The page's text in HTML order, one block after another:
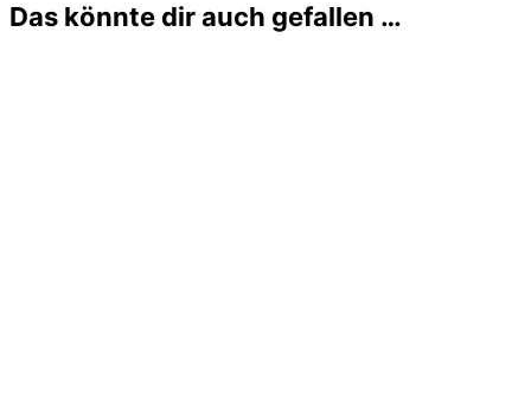
Das könnte dir auch gefallen …